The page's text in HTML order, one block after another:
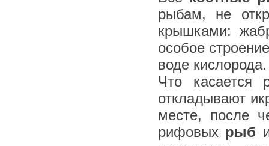
рыбам, не
крышками:
особое
воде кислорода.
Что касается
откладывают
месте, после
рифовых рыб